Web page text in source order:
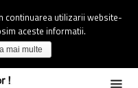
continuarea utilizarii website-
aceste informatii.
mai multe